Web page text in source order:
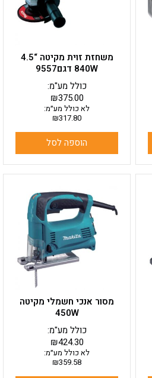
משחזת זוית מקיטה “4.5
840W דגם9557
₪375.00
כולל מע"מ:
לא כולל מע״מ:
₪317.80
הוספה לסל
מסור אנכי חשמלי מקיטה
450W
₪424.30
כולל מע"מ:
לא כולל מע״מ:
₪359.58